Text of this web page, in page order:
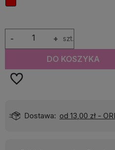
+
- szt.
DO KOSZYKA
Dostawa: od 13,00 zł -